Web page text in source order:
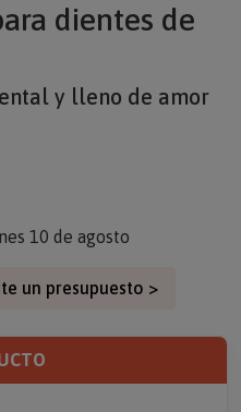
dientes de
y lleno de amor
10 de agosto
un presupuesto >